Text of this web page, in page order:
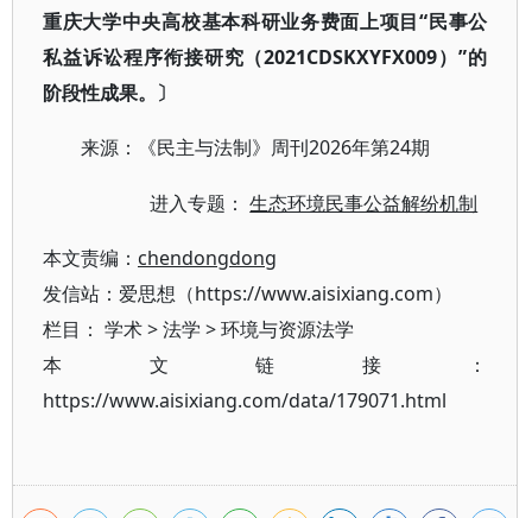
重庆大学中央高校基本科研业务费面上项目“民事公
私益诉讼程序衔接研究（2021CDSKXYFX009）”的
阶段性成果。〕
来源：《民主与法制》周刊 2026年第24期
进入专题：生态环境民事公益解纷机制
本文责编： chendongdong
发信站：爱思想（https://www.aisixiang.com）
栏目： 学术>法学 >环境与资源法学
本文链接：
https://www.aisixiang.com/data/179071.html